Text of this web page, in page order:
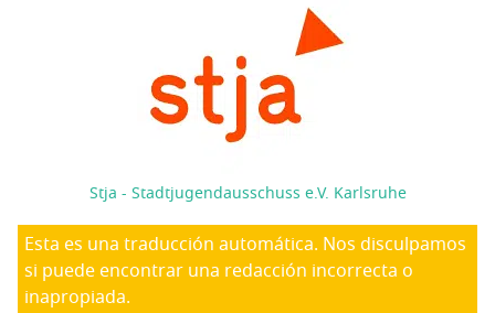
Stja - Stadtjugendausschuss e.V. Karlsruhe
Esta es una traducción automática. Nos disculpamos
si puede encontrar una redacción incorrecta o
inapropiada.